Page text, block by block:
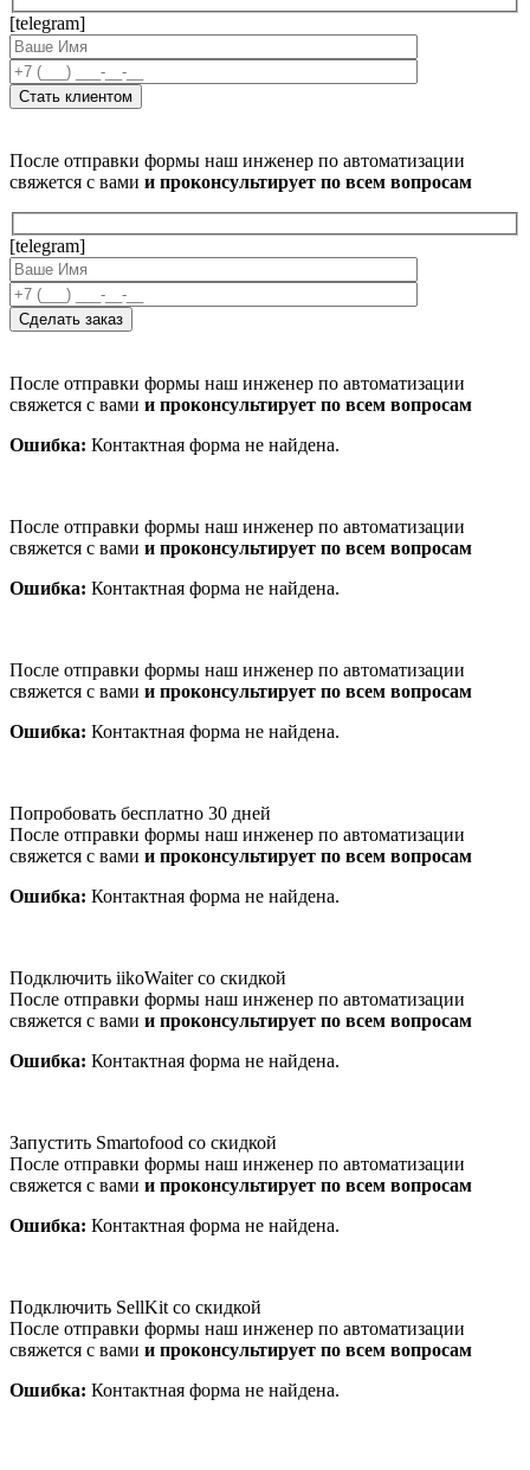
[telegram]
После отправки формы наш инженер по автоматизации
свяжется с вами и проконсультирует по всем вопросам
[telegram]
После отправки формы наш инженер по автоматизации
свяжется с вами и проконсультирует по всем вопросам
Ошибка: Контактная форма не найдена.
После отправки формы наш инженер по автоматизации
свяжется с вами и проконсультирует по всем вопросам
Ошибка: Контактная форма не найдена.
После отправки формы наш инженер по автоматизации
свяжется с вами и проконсультирует по всем вопросам
Ошибка: Контактная форма не найдена.
Попробовать бесплатно 30 дней
После отправки формы наш инженер по автоматизации
свяжется с вами и проконсультирует по всем вопросам
Ошибка: Контактная форма не найдена.
Подключить iikoWaiter со скидкой
После отправки формы наш инженер по автоматизации
свяжется с вами и проконсультирует по всем вопросам
Ошибка: Контактная форма не найдена.
Запустить Smartofood со скидкой
После отправки формы наш инженер по автоматизации
свяжется с вами и проконсультирует по всем вопросам
Ошибка: Контактная форма не найдена.
Подключить SellKit со скидкой
После отправки формы наш инженер по автоматизации
свяжется с вами и проконсультирует по всем вопросам
Ошибка: Контактная форма не найдена.